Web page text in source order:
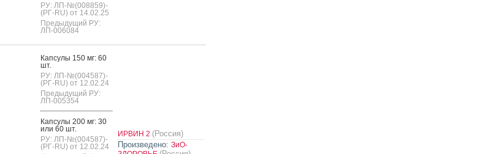
РУ: ЛП-№(008859)-
(РГ-RU) от 14.02.25
Предыдущий РУ:
ЛП-006084
Кап­су­лы 150 мг: 60
шт.
РУ: ЛП-№(004587)-
(РГ-RU) от 12.02.24
Предыдущий РУ:
ЛП-005354
Кап­су­лы 200 мг: 30
или 60 шт.
РУ: ЛП-№(004587)-
(РГ-RU) от 12.02.24
ИРВИН 2 (Россия)
Произведено: ЗиО-